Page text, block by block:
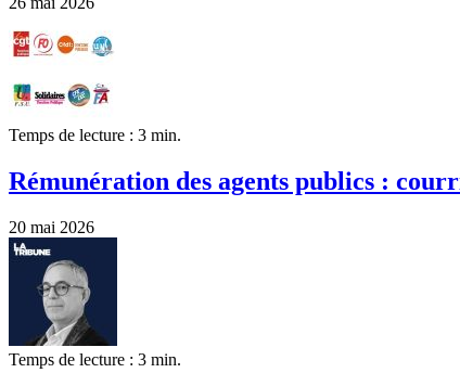
Temps de lecture : 3 min.
Rémunération des agents publics :
20 mai 2026
Temps de lecture : 3 min.